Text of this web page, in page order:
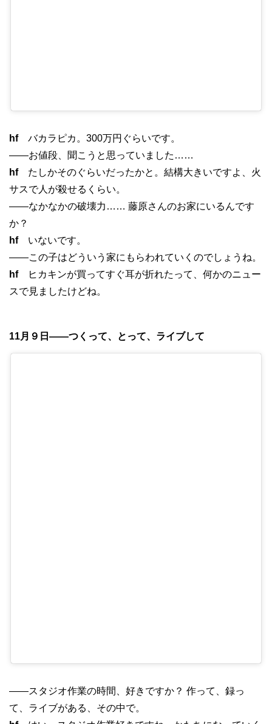
hfバカラピカ。300万円ぐらいです。
——お値段、聞こうと思っていました……
hfたしかそのぐらいだったかと。結構大きいですよ、火
サスで人が殺せるくらい。
——なかなかの破壊力…… 藤原さんのお家にいるんです
か？
hfいないです。
——この子はどういう家にもらわれていくのでしょうね。
hfヒカキンが買ってすぐ耳が折れたって、何かのニュー
スで見ましたけどね。
11月９日——つくって、とって、ライブして
——スタジオ作業の時間、好きですか？ 作って、録っ
て、ライブがある、その中で。